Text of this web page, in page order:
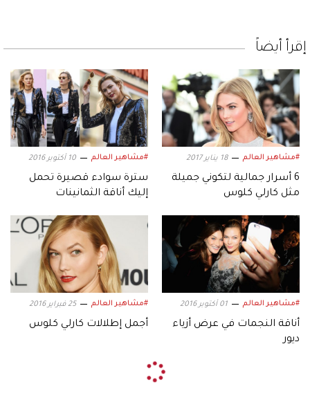
إقرأ أيضاً
#مشاهير العالم 18 يناير 2017
6 أسرار جمالية لتكوني جميلة
مثل كارلي كلوس
#مشاهير العالم 10 أكتوبر 2016
سترة سوادء قصيرة تحمل
إليك أناقة الثمانينات
#مشاهير العالم 01 أكتوبر 2016
أناقة النجمات في عرض أزياء
ديور
#مشاهير العالم 25 فبراير 2016
أجمل إطلالات كارلي كلوس